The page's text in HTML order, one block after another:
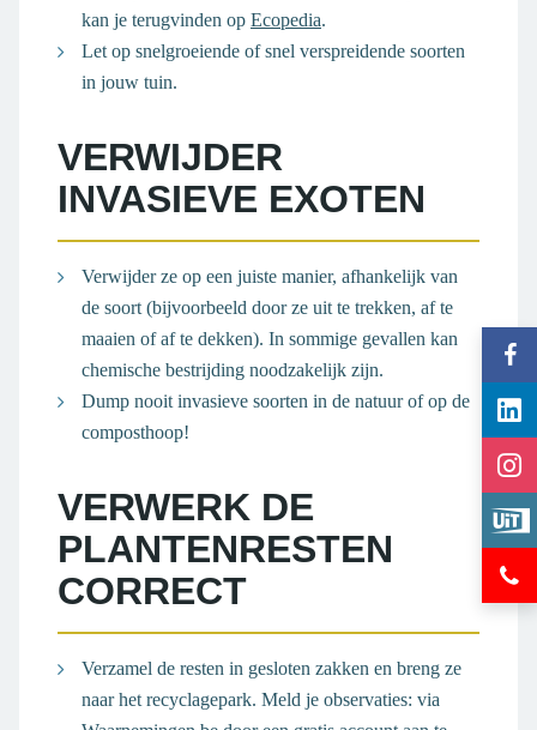
op
op
op
kan je terugvinden op Ecopedia.
Let op snelgroeiende of snel verspreidende soorten
in jouw tuin.
VERWIJDER
INVASIEVE EXOTEN
Verwijder ze op een juiste manier, afhankelijk van
de soort (bijvoorbeeld door ze uit te trekken, af te
maaien of af te dekken). In sommige gevallen kan
chemische bestrijding noodzakelijk zijn.
Dump nooit invasieve soorten in de natuur of op de
composthoop!
VERWERK DE
PLANTENRESTEN
CORRECT
Verzamel de resten in gesloten zakken en breng ze
naar het recyclagepark. Meld je observaties: via